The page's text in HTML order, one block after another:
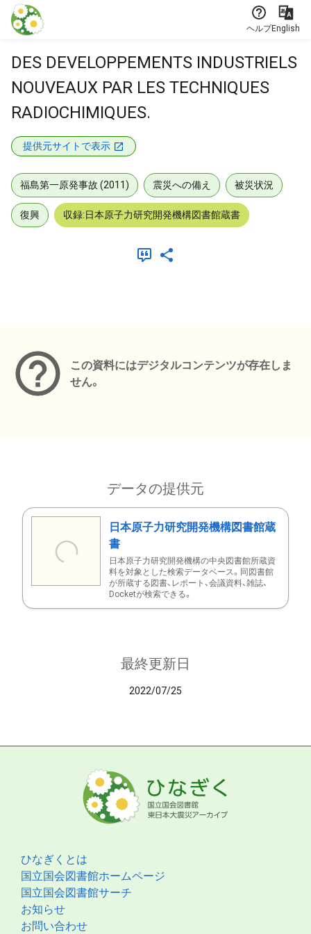
本文に飛ぶ
ヘルプEnglish
DES DEVELOPPEMENTS INDUSTRIELS
NOUVEAUX PAR LES TECHNIQUES
RADIOCHIMIQUES.
提供元サイトで表示
福島第一原発事故 (2011) 震災への備え 被災状況
復興 収録:日本原子力研究開発機構図書館蔵書
この資料にはデジタルコンテンツが存在しま
せん。
データの提供元
日本原子力研究開発機構図書館蔵
書
日本原子力研究開発機構の中央図書館所蔵資
料を対象とした検索データベース。同図書館
が所蔵する図書、レポート、会議資料、雑誌、
Docketが検索できる。
最終更新日
2022/07/25
ひなぎくとは
国立国会図書館ホームページ
国立国会図書館サーチ
お知らせ
お問い合わせ